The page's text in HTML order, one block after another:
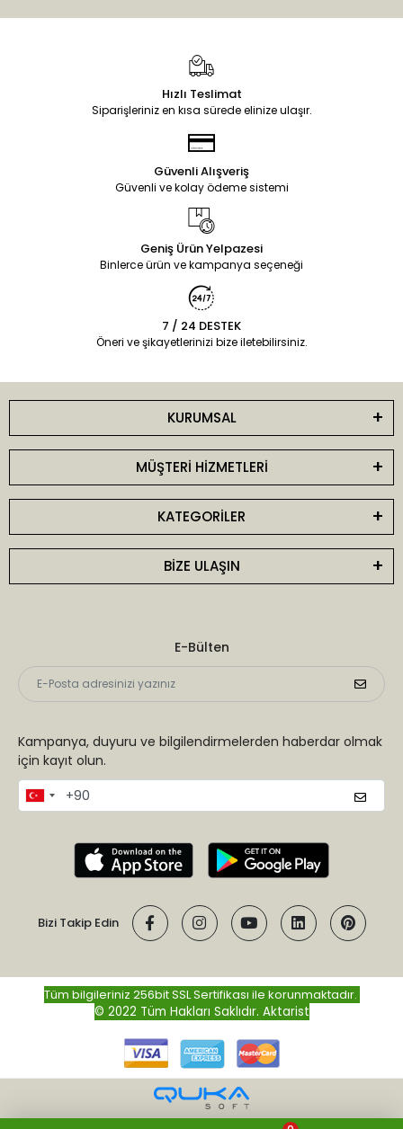
Hızlı Teslimat
Siparişleriniz en kısa sürede elinize ulaşır.
Güvenli Alışveriş
Güvenli ve kolay ödeme sistemi
Geniş Ürün Yelpazesi
Binlerce ürün ve kampanya seçeneği
7 / 24 DESTEK
Öneri ve şikayetlerinizi bize iletebilirsiniz.
KURUMSAL
MÜŞTERİ HİZMETLERİ
KATEGORİLER
BİZE ULAŞIN
E-Bülten
Kampanya, duyuru ve bilgilendirmelerden haberdar olmak
için kayıt olun.
Bizi Takip Edin
Tüm bilgileriniz 256bit SSL Sertifikası ile korunmaktadır.
© 2022 Tüm Hakları Saklıdır. Aktarist